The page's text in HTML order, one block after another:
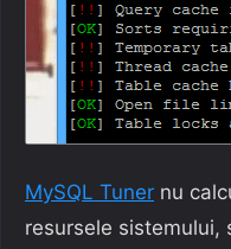
MySQL Tuner nu
resursele sistemului,